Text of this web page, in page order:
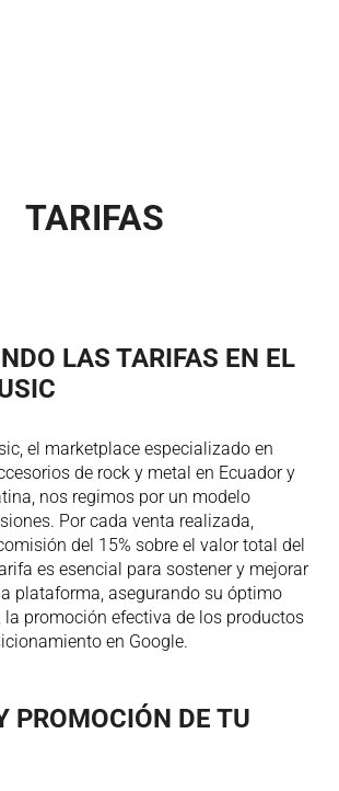
TARIFAS
LAS TARIFAS EN EL
el marketplace especializado en
de rock y metal en Ecuador y
nos regimos por un modelo
Por cada venta realizada,
del 15% sobre el valor total del
es esencial para sostener y mejorar
plataforma, asegurando su óptimo
promoción efectiva de los productos
en Google.
PROMOCIÓN DE TU